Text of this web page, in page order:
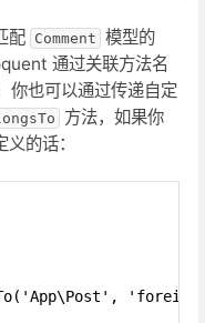
配 Comment 模型的
通过关联方法名
你也可以通过传递自定
方法，如果你
的话：